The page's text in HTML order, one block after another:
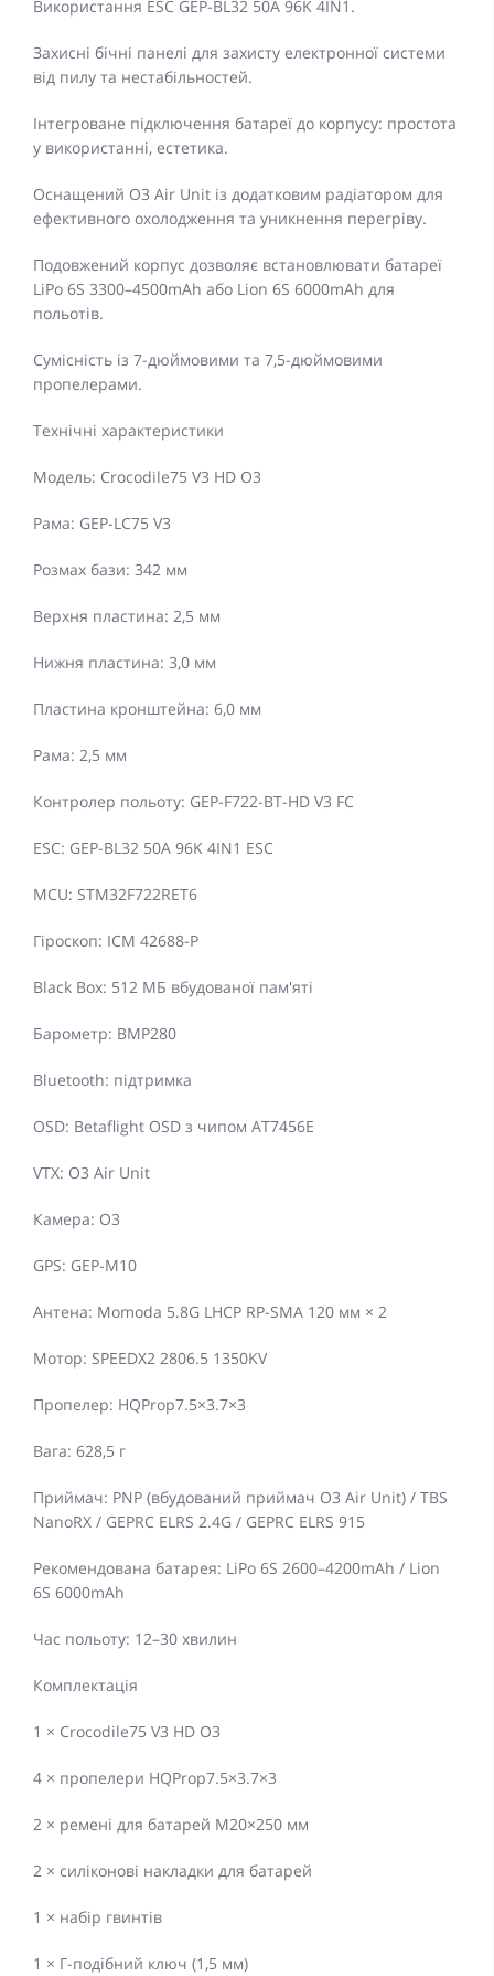
Використання ESC GEP-BL32 50A 96K 4IN1.
Захисні бічні панелі для захисту електронної системи
від пилу та нестабільностей.
Інтегроване підключення батареї до корпусу: простота
у використанні, естетика.
Оснащений O3 Air Unit із додатковим радіатором для
ефективного охолодження та уникнення перегріву.
Подовжений корпус дозволяє встановлювати батареї
LiPo 6S 3300–4500mAh або Lion 6S 6000mAh для
польотів.
Сумісність із 7-дюймовими та 7,5-дюймовими
пропелерами.
Технічні характеристики
Модель: Crocodile75 V3 HD O3
Рама: GEP-LC75 V3
Розмах бази: 342 мм
Верхня пластина: 2,5 мм
Нижня пластина: 3,0 мм
Пластина кронштейна: 6,0 мм
Рама: 2,5 мм
Контролер польоту: GEP-F722-BT-HD V3 FC
ESC: GEP-BL32 50A 96K 4IN1 ESC
MCU: STM32F722RET6
Гіроскоп: ICM 42688-P
Black Box: 512 МБ вбудованої пам'яті
Барометр: BMP280
Bluetooth: підтримка
OSD: Betaflight OSD з чипом AT7456E
VTX: O3 Air Unit
Камера: O3
GPS: GEP-M10
Антена: Momoda 5.8G LHCP RP-SMA 120 мм × 2
Мотор: SPEEDX2 2806.5 1350KV
Пропелер: HQProp7.5×3.7×3
Вага: 628,5 г
Приймач: PNP (вбудований приймач O3 Air Unit) / TBS
NanoRX / GEPRC ELRS 2.4G / GEPRC ELRS 915
Рекомендована батарея: LiPo 6S 2600–4200mAh / Lion
6S 6000mAh
Час польоту: 12–30 хвилин
Комплектація
1 × Crocodile75 V3 HD O3
4 × пропелери HQProp7.5×3.7×3
2 × ремені для батарей M20×250 мм
2 × силіконові накладки для батарей
1 × набір гвинтів
1 × Г-подібний ключ (1,5 мм)